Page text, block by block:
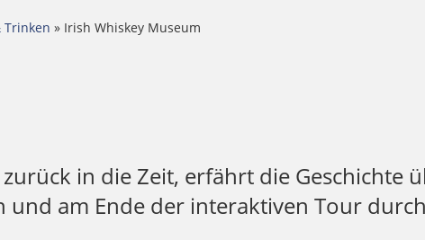
Trinken » Irish Whiskey Museum
in die Zeit, erfährt die Geschichte
am Ende der interaktiven Tour